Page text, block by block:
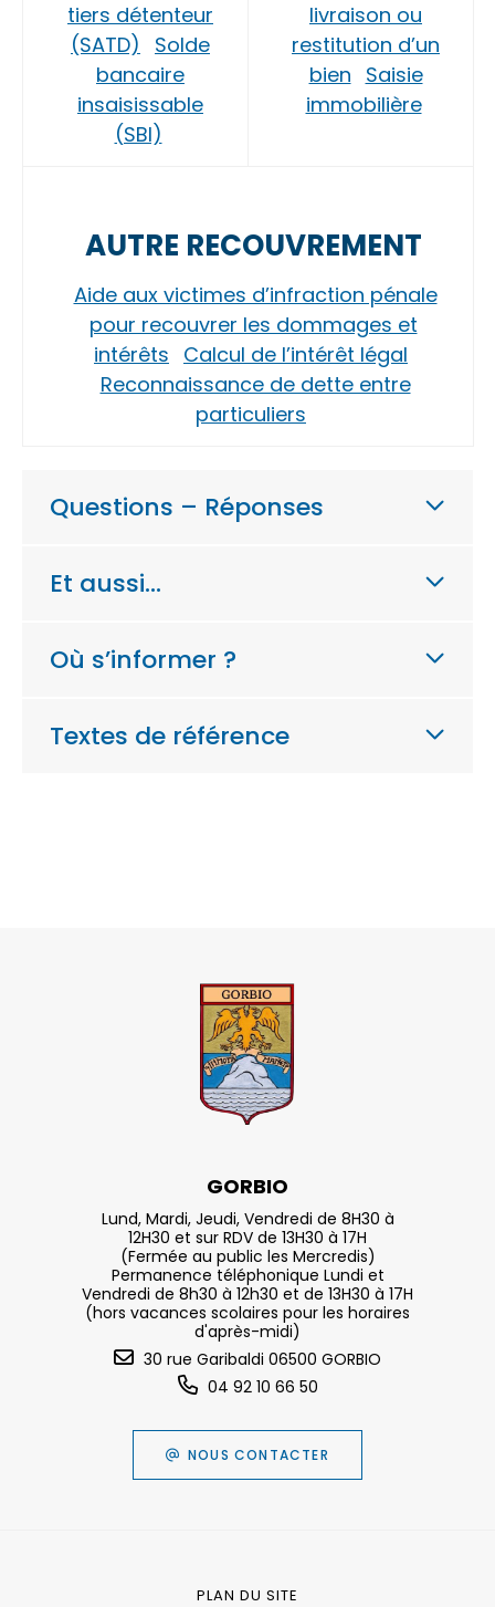
tiers détenteur
(SATD)
Solde
bancaire
insaisissable
(SBI)
livraison ou
restitution d’un
bien Saisie
immobilière
AUTRE RECOUVREMENT
Aide aux victimes d’infraction pénale
pour recouvrer les dommages et
intérêts Calcul de l’intérêt légal
Reconnaissance de dette entre
particuliers
Questions – Réponses
Et aussi…
Où s’informer ?
Textes de référence
GORBIO
Lund, Mardi, Jeudi, Vendredi de 8H30 à
12H30 et sur RDV de 13H30 à 17H
(Fermée au public les Mercredis)
Permanence téléphonique Lundi et
Vendredi de 8h30 à 12h30 et de 13H30 à 17H
(hors vacances scolaires pour les horaires
d'après-midi)
30 rue Garibaldi 06500 GORBIO
04 92 10 66 50
NOUS CONTACTER
PLAN DU SITE